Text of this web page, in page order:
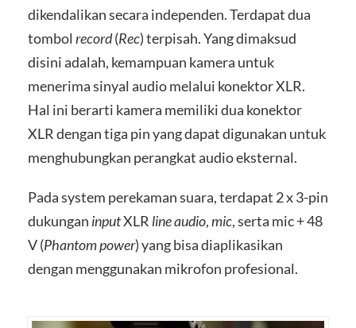
dikendalikan secara independen. Terdapat dua
tombol record(Rec) terpisah. Yang dimaksud
disini adalah, kemampuan kamera untuk
menerima sinyal audio melalui konektor XLR.
Hal ini berarti kamera memiliki dua konektor
XLR dengan tiga pin yang dapat digunakan untuk
menghubungkan perangkat audio eksternal.
Pada system perekaman suara, terdapat 2 x 3-pin
dukungan inputXLR line audio,mic, serta mic + 48
V (Phantom power) yang bisa diaplikasikan
dengan menggunakan mikrofon profesional.